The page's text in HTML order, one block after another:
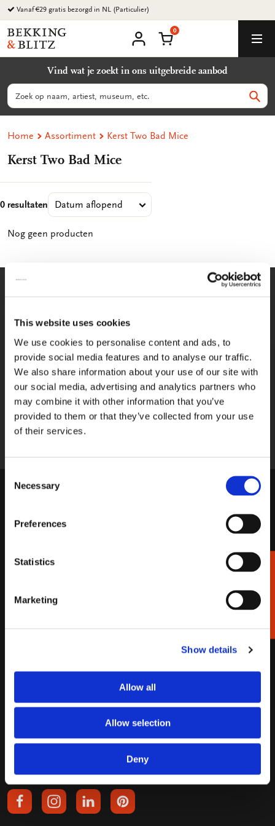
This website uses cookies
We use cookies to personalise content and ads, to
provide social media features and to analyse our traffic.
We also share information about your use of our site with
our social media, advertising and analytics partners who
may combine it with other information that you’ve
provided to them or that they’ve collected from your use
of their services.
Selection
Necessary
Preferences
Statistics
Marketing
Show details
Allow all
Allow selection
Deny
Ga
naar
content
Vanaf €29 gratis bezorgd in NL (Particulier)
Bekking
&
B.V.
account
Winkelmand
0
Vind wat je zoekt in ons uitgebreide aanbod
Zoeken
Home Assortiment Kerst Two Bad Mice
Kerst Two Bad Mice
0 resultaten
Nog geen producten
t/m vrijdag tussen 09:00 en 17:00
033-4613718
STUUR EEN BERICHT
Stel gerust uw vraag per e-mail, wij
reageren binnen 2 werkdagen.
KLANTENSERVICE
VOLG ONS OP
VOLGS ONS OP FACEBOOK
VOLG ONS OP INSTAGRAM
VOLG ONS OP LINKEDIN
VOLG ONS OP PINTEREST
Cadeaukiezer